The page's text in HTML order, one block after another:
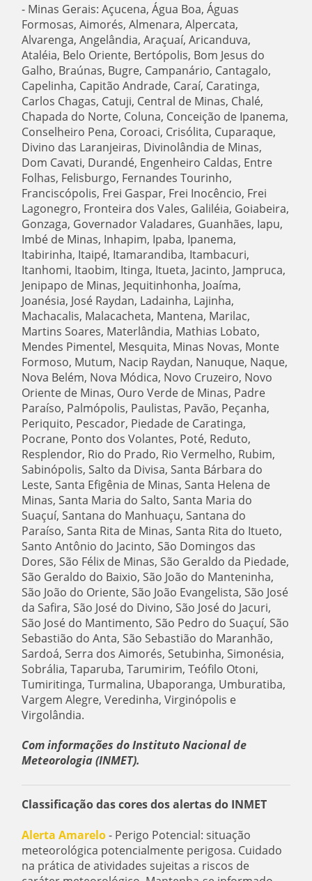
- Minas Gerais: Açucena, Água Boa, Águas
Formosas, Aimorés, Almenara, Alpercata,
Alvarenga, Angelândia, Araçuaí, Aricanduva,
Ataléia, Belo Oriente, Bertópolis, Bom Jesus do
Galho, Braúnas, Bugre, Campanário, Cantagalo,
Capelinha, Capitão Andrade, Caraí, Caratinga,
Carlos Chagas, Catuji, Central de Minas, Chalé,
Chapada do Norte, Coluna, Conceição de Ipanema,
Conselheiro Pena, Coroaci, Crisólita, Cuparaque,
Divino das Laranjeiras, Divinolândia de Minas,
Dom Cavati, Durandé, Engenheiro Caldas, Entre
Folhas, Felisburgo, Fernandes Tourinho,
Franciscópolis, Frei Gaspar, Frei Inocêncio, Frei
Lagonegro, Fronteira dos Vales, Galiléia, Goiabeira,
Gonzaga, Governador Valadares, Guanhães, Iapu,
Imbé de Minas, Inhapim, Ipaba, Ipanema,
Itabirinha, Itaipé, Itamarandiba, Itambacuri,
Itanhomi, Itaobim, Itinga, Itueta, Jacinto, Jampruca,
Jenipapo de Minas, Jequitinhonha, Joaíma,
Joanésia, José Raydan, Ladainha, Lajinha,
Machacalis, Malacacheta, Mantena, Marilac,
Martins Soares, Materlândia, Mathias Lobato,
Mendes Pimentel, Mesquita, Minas Novas, Monte
Formoso, Mutum, Nacip Raydan, Nanuque, Naque,
Nova Belém, Nova Módica, Novo Cruzeiro, Novo
Oriente de Minas, Ouro Verde de Minas, Padre
Paraíso, Palmópolis, Paulistas, Pavão, Peçanha,
Periquito, Pescador, Piedade de Caratinga,
Pocrane, Ponto dos Volantes, Poté, Reduto,
Resplendor, Rio do Prado, Rio Vermelho, Rubim,
Sabinópolis, Salto da Divisa, Santa Bárbara do
Leste, Santa Efigênia de Minas, Santa Helena de
Minas, Santa Maria do Salto, Santa Maria do
Suaçuí, Santana do Manhuaçu, Santana do
Paraíso, Santa Rita de Minas, Santa Rita do Itueto,
Santo Antônio do Jacinto, São Domingos das
Dores, São Félix de Minas, São Geraldo da Piedade,
São Geraldo do Baixio, São João do Manteninha,
São João do Oriente, São João Evangelista, São José
da Safira, São José do Divino, São José do Jacuri,
São José do Mantimento, São Pedro do Suaçuí, São
Sebastião do Anta, São Sebastião do Maranhão,
Sardoá, Serra dos Aimorés, Setubinha, Simonésia,
Sobrália, Taparuba, Tarumirim, Teófilo Otoni,
Tumiritinga, Turmalina, Ubaporanga, Umburatiba,
Vargem Alegre, Veredinha, Virginópolis e
Virgolândia.
Com informações do Instituto Nacional de
Meteorologia (INMET).
Classificação das cores dos alertas do INMET
Alerta Amarelo- Perigo Potencial: situação
meteorológica potencialmente perigosa. Cuidado
na prática de atividades sujeitas a riscos de